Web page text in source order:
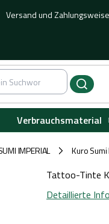
Versand und Zahlungsweise
Verbrauchsmaterial
IMPERIAL / Kuro
Tattoo-Tinte
Detaillierte